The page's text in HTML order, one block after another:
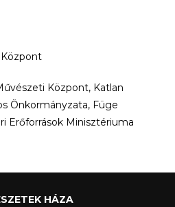
Központ, Katlan
Önkormányzata, Füge
Erőforrások Minisztériuma
HÁZA